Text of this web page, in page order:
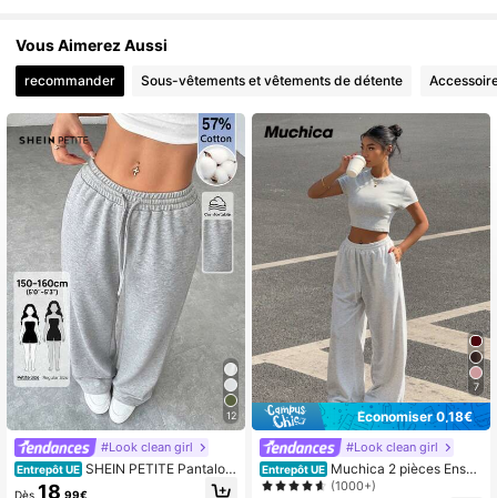
Vous Aimerez Aussi
recommander Sous-vêtements et vêtements de détente
12
#Look clean girl
Entrepôt UE SHEIN PETITE Pantalon
de survêtement femme confortable
Dès 18 ,99€
7
Économiser 0,18€
#Look clean girl
Entrepôt UE Muchica 2 pièces Ense
mble top à manches courtes col ron
(1000+)